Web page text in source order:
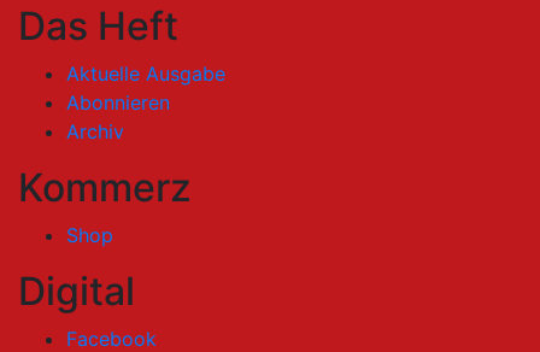
Das Heft
Aktuelle Ausgabe
Abonnieren
Archiv
Kommerz
Shop
Digital
Facebook